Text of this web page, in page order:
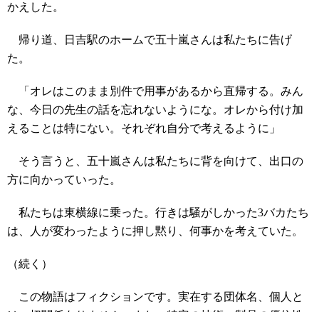
かえした。
帰り道、日吉駅のホームで五十嵐さんは私たちに告げ
た。
「オレはこのまま別件で用事があるから直帰する。みん
な、今日の先生の話を忘れないようにな。オレから付け加
えることは特にない。それぞれ自分で考えるように」
そう言うと、五十嵐さんは私たちに背を向けて、出口の
方に向かっていった。
私たちは東横線に乗った。行きは騒がしかった3バカたち
は、人が変わったように押し黙り、何事かを考えていた。
（続く）
この物語はフィクションです。実在する団体名、個人と